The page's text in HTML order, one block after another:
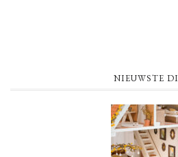
NIEUWSTE